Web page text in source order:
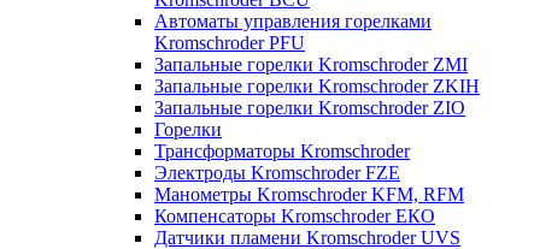
Автоматы управления горелками
Kromschroder PFU
Запальные горелки Kromschroder ZМI
Запальные горелки Kromschroder ZKIH
Запальные горелки Kromschroder ZIO
Горелки
Трансформаторы Kromschroder
Электроды Kromschroder FZE
Манометры Kromschroder KFM, RFM
Компенсаторы Kromschroder ЕКО
Датчики пламени Kromschroder UVS